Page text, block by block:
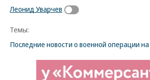
Леонид Уварчев
Темы:
Последние новости о военной операции